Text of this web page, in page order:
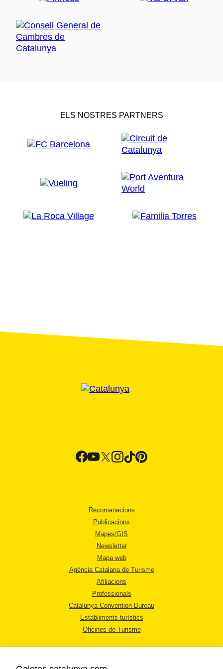
ELS NOSTRES PARTNERS
Recomanacions
Publicacions
Mapes/GIS
Newsletter
Mapa web
Agència Catalana de Turisme
Afiliacions
Professionals
Catalunya Convention Bureau
Establiments turístics
Oficines de Turisme